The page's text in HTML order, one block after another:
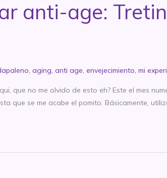
anti-age:
, aging, anti age, envejecimiento, mi
que no me olvido de esto eh? Este el mes
que se me acabe el pomito. Básicamente,